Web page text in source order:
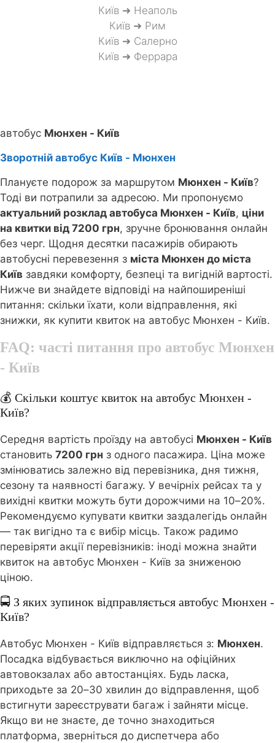
Київ ➜ Неаполь
Київ ➜ Рим
Київ ➜ Салерно
Київ ➜ Феррара
автобус Мюнхен - Київ
Зворотній автобус Київ - Мюнхен
Плануєте подорож за маршрутом Мюнхен - Київ?
Тоді ви потрапили за адресою. Ми пропонуємо
актуальний розклад автобуса Мюнхен - Київ, ціни
на квитки від 7200 грн, зручне бронювання онлайн
без черг. Щодня десятки пасажирів обирають
автобусні перевезення з міста Мюнхен до міста
Київ завдяки комфорту, безпеці та вигідній вартості.
Нижче ви знайдете відповіді на найпоширеніші
питання: скільки їхати, коли відправлення, які
знижки, як купити квиток на автобус Мюнхен - Київ.
FAQ: часті питання про автобус Мюнхен
- Київ
💰 Скільки коштує квиток на автобус Мюнхен -
Київ?
Середня вартість проїзду на автобусі Мюнхен - Київ
становить 7200 грн з одного пасажира. Ціна може
змінюватись залежно від перевізника, дня тижня,
сезону та наявності багажу. У вечірніх рейсах та у
вихідні квитки можуть бути дорожчими на 10–20%.
Рекомендуємо купувати квитки заздалегідь онлайн
— так вигідно та є вибір місць. Також радимо
перевіряти акції перевізників: іноді можна знайти
квиток на автобус Мюнхен - Київ за зниженою
ціною.
🚍 З яких зупинок відправляється автобус Мюнхен -
Київ?
Автобус Мюнхен - Київ відправляється з: Мюнхен.
Посадка відбувається виключно на офіційних
автовокзалах або автостанціях. Будь ласка,
приходьте за 20–30 хвилин до відправлення, щоб
встигнути зареєструвати багаж і зайняти місце.
Якщо ви не знаєте, де точно знаходиться
платформа, зверніться до диспетчера або